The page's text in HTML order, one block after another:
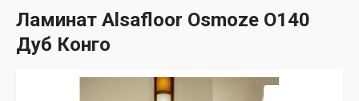
Ламинат Alsafloor Osmoze O140
Дуб Конго